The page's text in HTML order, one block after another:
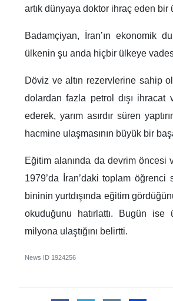
artık dünyaya doktor ihraç eden
Badamçiyan, İran’ın ekonomik
ülkenin şu anda hiçbir ülkeye
Döviz ve altın rezervlerine sahip
dolardan fazla petrol dışı
ederek, yarım asırdır süren
hacmine ulaşmasının büyük bir
Eğitim alanında da devrim öncesi
1979’da İran’daki toplam öğrenci
bininin yurtdışında eğitim
okuduğunu hatırlattı. Bugün ise
milyona ulaştığını belirtti.
News ID 1924256